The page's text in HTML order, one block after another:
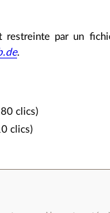
restreinte par un
.
clics)
clics)